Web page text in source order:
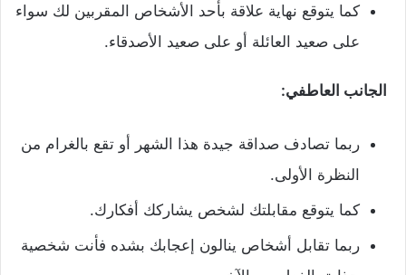
كما يتوقع نهاية علاقة بأحد الأشخاص المقربين لك سواء
على صعيد العائلة أو على صعيد الأصدقاء.
الجانب العاطفي:
ربما تصادف صداقة جيدة هذا الشهر أو تقع بالغرام من
النظرة الأولى.
كما يتوقع مقابلتك لشخص يشاركك أفكارك.
ربما تقابل أشخاص ينالون إعجابك بشده فأنت شخصية